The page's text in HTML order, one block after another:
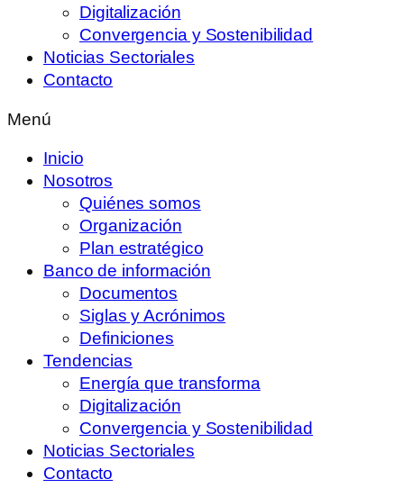
Digitalización
Convergencia y Sostenibilidad
Noticias Sectoriales
Contacto
Menú
Inicio
Nosotros
Quiénes somos
Organización
Plan estratégico
Banco de información
Documentos
Siglas y Acrónimos
Definiciones
Tendencias
Energía que transforma
Digitalización
Convergencia y Sostenibilidad
Noticias Sectoriales
Contacto